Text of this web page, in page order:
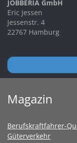
JOBBERIA GmbH
Eric Jessen
Jessenstr. 4
22767 Hamburg
Magazin
Berufskraftfahrer-
Güterverkehr